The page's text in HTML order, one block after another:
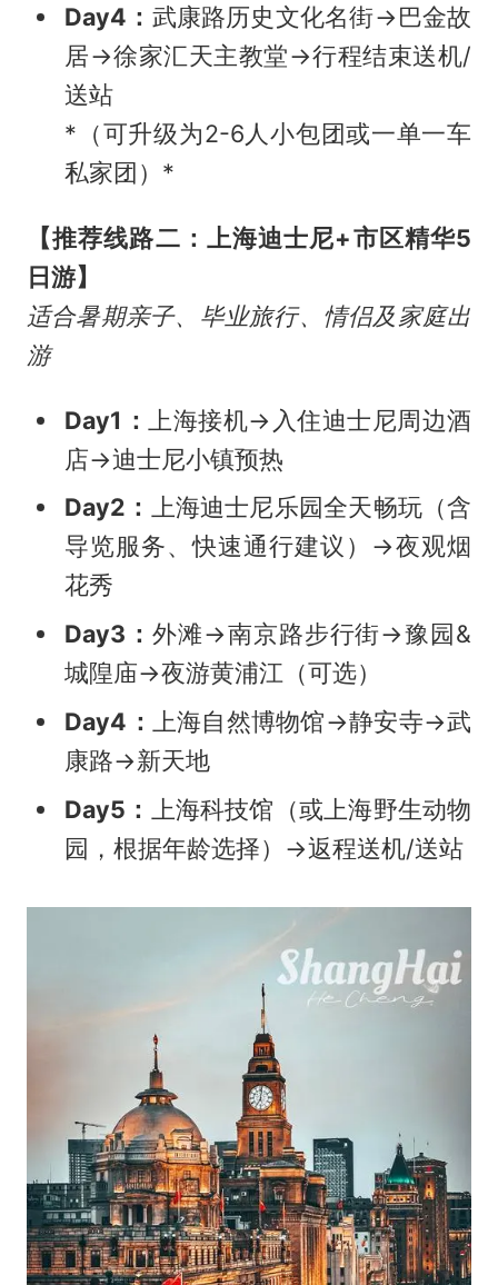
Day4： 武康路历史文化名街→巴金故
居→徐家汇天主教堂→行程结束送机/
送站
*（可升级为2-6人小包团或一单一车
私家团）*
【推荐线路二：上海迪士尼+市区精华5
日游】
适合暑期亲子、毕业旅行、情侣及家庭出
游
Day1：
上海接机→入住迪士尼周边酒
店→迪士尼小镇预热
Day2： 上海迪士尼乐园全天畅玩（含
导览服务、快速通行建议）→夜观烟
花秀
Day3：外滩→南京路步行街→豫园&
城隍庙→夜游黄浦江（可选）
Day4： 上海自然博物馆→静安寺→武
康路→新天地
Day5： 上海科技馆（或上海野生动物
园，根据年龄选择）→返程送机/送站